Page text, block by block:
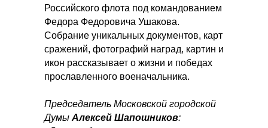
Российского флота под командованием
Федора Федоровича Ушакова.
Собрание уникальных документов, карт
сражений, фотографий наград, картин и
икон рассказывает о жизни и победах
прославленного военачальника.
Председатель Московской городской
Думы Алексей Шапошников: